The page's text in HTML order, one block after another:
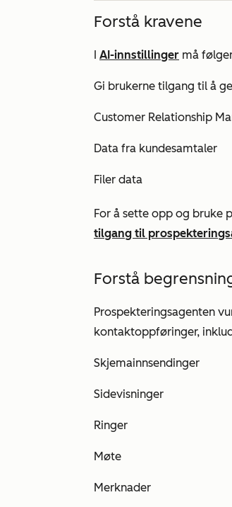
Forstå kravene
I AI-innstillinger må
Gi brukerne tilgang til å
Customer Relationship
Data fra kundesamtaler
Filer data
For å sette opp og bruke
tilgang til
Forstå
Prospekteringsagenten
kontaktoppføringer,
Skjemainnsendinger
Sidevisninger
Ringer
Møte
Merknader